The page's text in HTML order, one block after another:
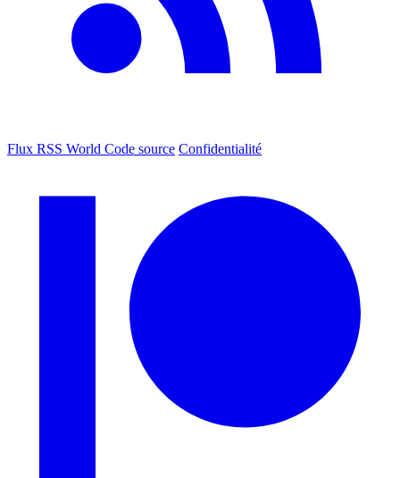
Flux RSS World Code source Confidentialité